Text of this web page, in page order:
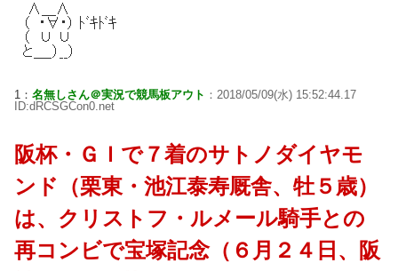
1： 名無しさん＠実況で競馬板アウト ：2018/05/09(水) 15:52:44.17
ID:dRCSGCon0.net
阪杯・ＧＩで７着のサトノダイヤモ
ンド（栗東・池江泰寿厩舎、牡５歳）
は、クリストフ・ルメール騎手との
再コンビで宝塚記念（６月２４日、阪